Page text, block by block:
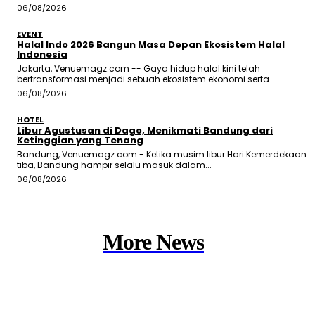
06/08/2026
EVENT
Halal Indo 2026 Bangun Masa Depan Ekosistem Halal
Indonesia
Jakarta, Venuemagz.com -- Gaya hidup halal kini telah
bertransformasi menjadi sebuah ekosistem ekonomi serta...
06/08/2026
HOTEL
Libur Agustusan di Dago, Menikmati Bandung dari
Ketinggian yang Tenang
Bandung, Venuemagz.com - Ketika musim libur Hari Kemerdekaan
tiba, Bandung hampir selalu masuk dalam...
06/08/2026
More News